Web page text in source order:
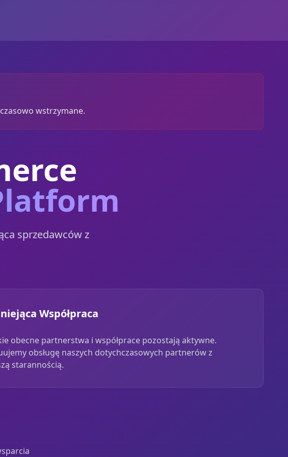
wstrzymane.
sprzedawców z
Współpraca
obecne partnerstwa i współprace pozostają aktywne.
obsługę naszych dotychczasowych partnerów z
starannością.